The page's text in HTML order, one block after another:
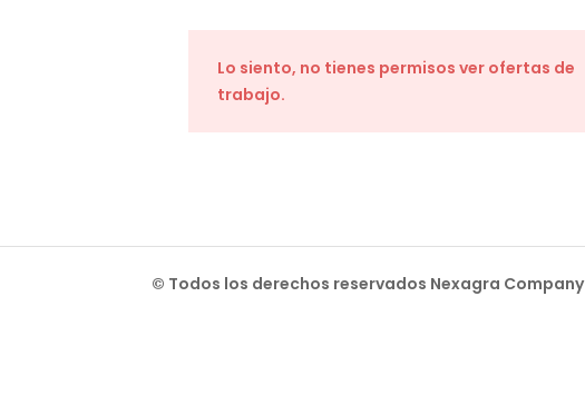
Lo siento, no tienes permisos ver ofertas de
trabajo.
© Todos los derechos reservados Nexagra Company